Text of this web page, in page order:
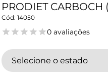
PRODIET CARBOCH
14050
0 avaliações
Selecione o estado